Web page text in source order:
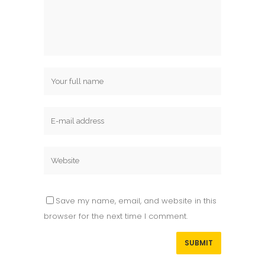
Save my name, email, and website in this
browser for the next time I comment.